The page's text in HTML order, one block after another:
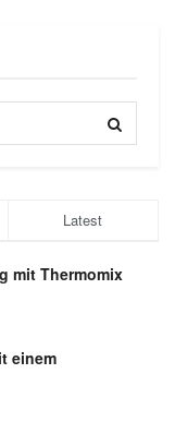
Latest
mit Thermomix
einem